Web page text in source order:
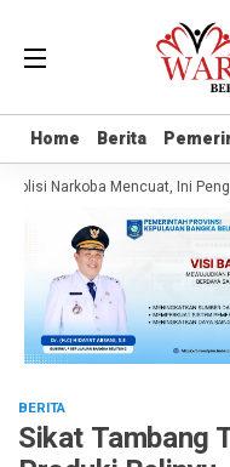
Home Berita
Home Berita
Narkoba Mencuat, Ini
BERITA
Sikat Tambang